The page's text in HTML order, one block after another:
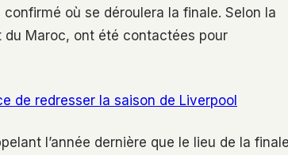
confirmé où se déroulera la finale. Selon la
du Maroc, ont été contactées pour
de redresser la saison de Liverpool
l’année dernière que le lieu de la